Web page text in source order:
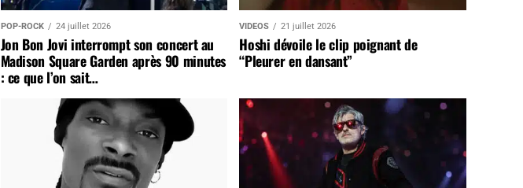
POP-ROCK 24 juillet 2026
Jon Bon Jovi interrompt son concert au
Madison Square Garden après 90 minutes
: ce que l’on sait…
VIDEOS 21 juillet 2026
Hoshi dévoile le clip poignant de
“Pleurer en dansant”